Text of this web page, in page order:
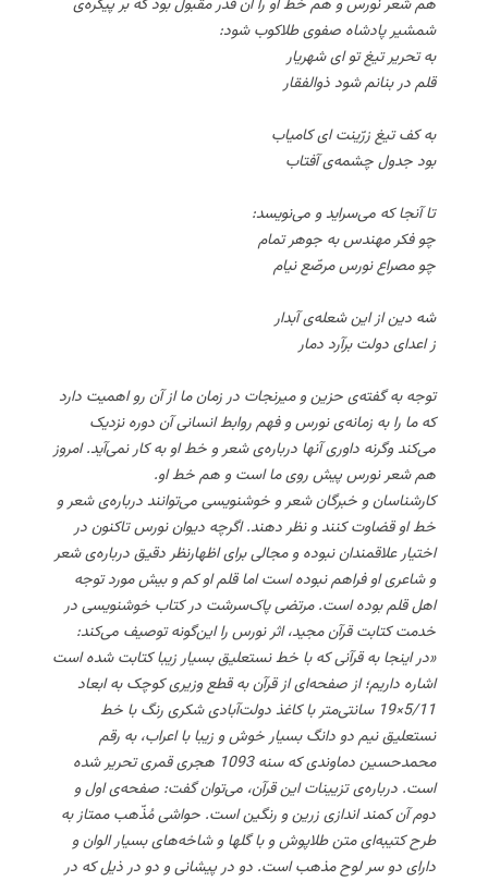
هم شعر نورس و هم خط او را آن قدر مقبول بود که بر پیکره‌ی
شمشیر پادشاه صفوی طلاکوب شود:
به تحریر تیغ تو ای شهریار
قلم در بنانم شود ذوالفقار
به کف تیغ زرّینت ای کامیاب
بود جدول چشمه‌ی آفتاب
تا آنجا که می‌سراید و می‌نویسد:
چو فکر مهندس به جوهر تمام
چو مصراع نورس مرصّع نیام
شه دین از این شعله‌ی آبدار
ز اعدای دولت برآرد دمار
توجه به گفته‌ی حزین و میرنجات در زمان ما از آن رو اهمیت دارد
که ما را به زمانه‌ی نورس و فهم روابط انسانی آن دوره نزدیک
می‌کند وگرنه داوری آنها درباره‌ی شعر و خط او به کار نمی‌آید. امروز
هم شعر نورس پیش روی ما است و هم خط او.
کارشناسان و خبرگان شعر و خوشنویسی می‌توانند درباره‌ی شعر و
خط او قضاوت کنند و نظر دهند. اگرچه دیوان نورس تاکنون در
اختیار علاقمندان نبوده و مجالی برای اظهارنظر دقیق درباره‌ی شعر
و شاعری او فراهم نبوده است اما قلم او کم و بیش مورد توجه
اهل قلم بوده است. مرتضی پاک‌سرشت در کتاب خوشنویسی در
خدمت کتابت قرآن مجید، اثر نورس را این‌گونه توصیف می‌کند:
«در اینجا به قرآنی که با خط نستعلیق بسیار زیبا کتابت شده است
اشاره داریم؛ از صفحه‌ای از قرآن به قطع وزیری کوچک به ابعاد
5/11×19 سانتی‌متر با کاغذ دولت‌آبادی شکری رنگ با خط
نستعلیق نیم دو دانگ بسیار خوش و زیبا با اعراب، به رقم
محمدحسین دماوندی که سنه 1093 هجری قمری تحریر شده
است. درباره‌ی تزیینات این قرآن، می‌توان گفت: صفحه‌ی اول و
دوم آن کمند اندازی زرین و رنگین است. حواشی مُذّهب ممتاز به
طرح کتیبه‌ای متن طلاپوش و با گلها و شاخه‌های بسیار الوان و
دارای دو سر لوح مذهب است. دو در پیشانی و دو در ذیل که در